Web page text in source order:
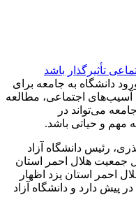
دانشگاه به جامعه برای
اجتماعی، مطالعه
می‌تواند در
مهم و حیاتی باشد.
رئیس دانشگاه آزاد
جمعیت هلال احمر استان
احمر استان یزد اظهار
پیش دارد و دانشگاه آزاد